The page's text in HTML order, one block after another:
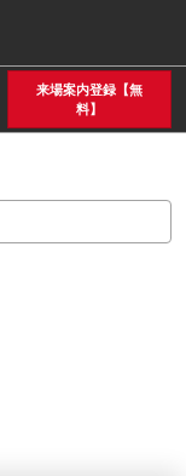
来場案内登録【無
料】